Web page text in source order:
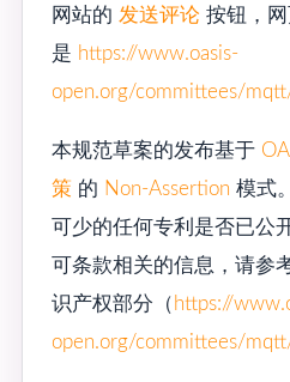
网站的 发送评论 按钮，
是 https://www.oasis-
open.org/committees/
本规范草案的发布基于
策 的 Non-Assertion 模式
可少的任何专利是否已公
可条款相关的信息，请参
识产权部分（ https://
open.org/committees/